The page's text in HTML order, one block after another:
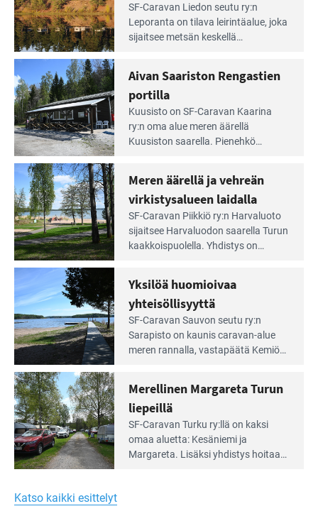
Lue
Leirintäoppaan
artikkeli:
Lampien
rannalla
pääsee
irti
arjesta
SF-Caravan Liedon seutu ry:n
Leporanta on tilava leirintäalue, joka
sijaitsee metsän kes­kellä
tarjoaa ympäris­töineen kauniit
maisemat ja loistavat virkistäytymis­
mahdollisuudet.
Lue
Leirintäoppaan
artikkeli:
Aivan
Saariston
Rengastien
portilla
Aivan Saariston Rengastien
portilla
Kuusisto on SF-Caravan Kaarina
ry:n oma alue meren äärellä
Kuusiston saarella. Pie­nehkö
Lue
Leirintäoppaan
artikkeli:
Meren
äärellä
ja
vehreän
virkistysalueen
laidalla
Meren äärellä ja vehreän
virkistysalueen laidalla
SF-Caravan Piikkiö ry:n Harvaluoto
sijait­see Harvaluodon saarella Turun
kaakkois­puolella. Yhdistys on
virkistysalueesta.
Lue
Leirintäoppaan
artikkeli:
Yksilöä
huomioivaa
yhteisöllisyyttä
Yksilöä huomioivaa
yhteisöllisyyttä
SF-Caravan Sauvon seutu ry:n
Sarapisto on kaunis caravan-alue
meren rannalla, vasta­päätä Kemiön
kymmenen paikkaa ilman sähköä.
Lue
Leirintäoppaan
artikkeli:
Merellinen
Turun
liepeillä
Merellinen Margareta Turun
liepeillä
SF-Caravan Turku ry:llä on kaksi
omaa aluet­ta: Kesäniemi ja
Margareta. Lisäksi yhdis­tys hoitaa
Katso kaikki esittelyt